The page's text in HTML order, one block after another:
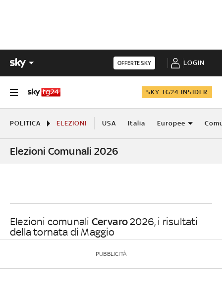
OFFERTE SKY LOGIN
SKY TG24 INSIDER
POLITICA ELEZIONI USA Italia Europee
Elezioni Comunali 2026
Elezioni comunali Cervaro2026, i risultati
della tornata di Maggio
PUBBLICITÀ